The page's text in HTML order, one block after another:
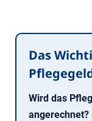
Das
Wird das
angerechnet?